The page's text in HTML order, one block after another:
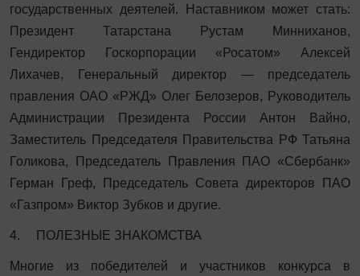
государственных деятелей. Наставником может стать:
Президент Татарстана Рустам Минниханов,
Гендиректор Госкорпорации «Росатом» Алексей
Лихачев, Генеральный директор — председатель
правления ОАО «РЖД» Олег Белозеров, Руководитель
Администрации Президента России Антон Вайно,
Заместитель Председателя Правительства РФ Татьяна
Голикова, Председатель Правления ПАО «Сбербанк»
Герман Греф, Председатель Совета директоров ПАО
«Газпром» Виктор Зубков и другие.
4. ПОЛЕЗНЫЕ ЗНАКОМСТВА
Многие из победителей и участников конкурса в